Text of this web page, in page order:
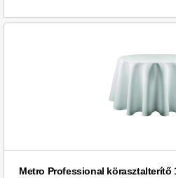
Metro Professional körasztalterítő